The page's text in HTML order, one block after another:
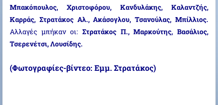
Μπακόπουλος, Χριστοφόρου, Κανδυλάκης, Καλαντζής,
Καρράς, Στρατάκος Αλ., Ακάσογλου, Τσανούλας, Μπίλλιος.
Αλλαγές μπήκαν οι: Στρατάκος Π., Μαρκούτης, Βασάλιος,
Τσερενέτσι, Λουσίδης.
(Φωτογραφίες-βίντεο: Εμμ. Στρατάκος)